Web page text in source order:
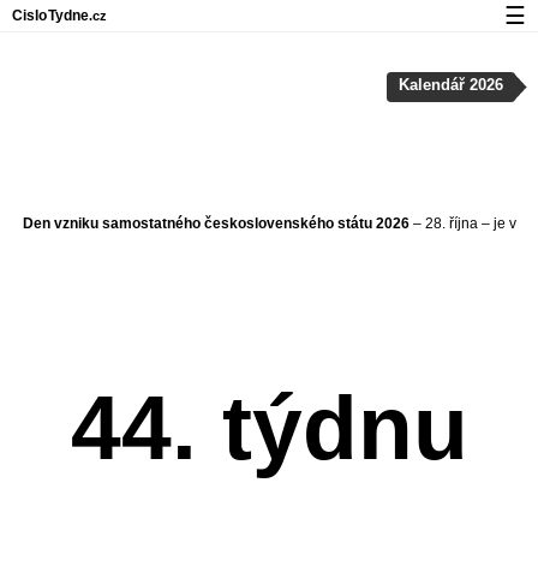
Den vzniku samostatného československého státu 2026– 28. října – je v
44. týdnu
Kalendář 2026
CisloTydne.cz ☰